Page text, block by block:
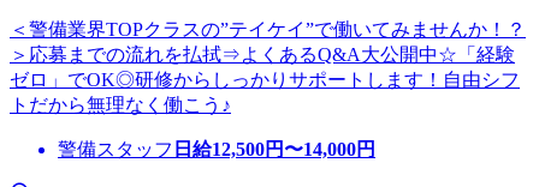
＜警備業界TOPクラスの”テイケイ”で働いてみませんか！？
＞応募までの流れを払拭⇒よくあるQ&A大公開中☆「経験
ゼロ」でOK◎研修からしっかりサポートします！自由シフ
トだから無理なく働こう♪
警備スタッフ 日給12,500円〜14,000円